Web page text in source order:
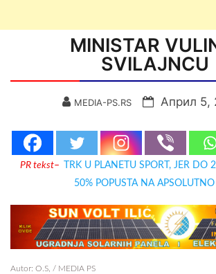
MINISTAR
SVILAJNCU
MEDIA-PS.RS Април 5,
PR tekst–
TRK U PLANETU SPORT, JER DO
50% POPUSTA NA APSOLUTNO
Autor: O.S, / MEDIA PS